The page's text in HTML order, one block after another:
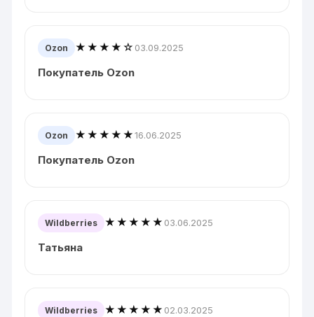
Ozon ★★★★☆ 03.09.2025
Покупатель Ozon
Ozon ★★★★★16.06.2025
Покупатель Ozon
Wildberries ★★★★★ 03.06.2025
Татьяна
Wildberries ★★★★★ 02.03.2025